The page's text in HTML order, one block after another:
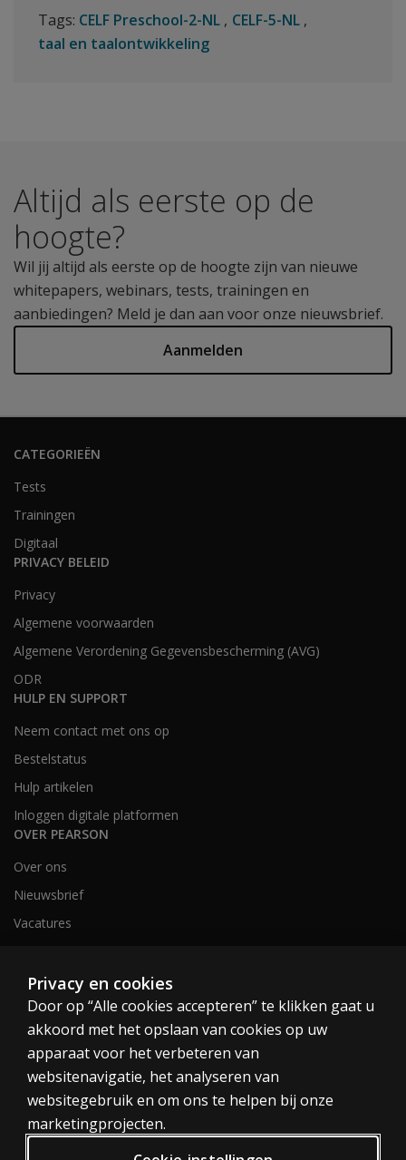
Tags: CELF Preschool-2-NL
CELF-5-NL
taal en taalontwikkeling
Altijd als eerste op de
hoogte?
Wil jij altijd als eerste op de hoogte zijn van nieuwe
whitepapers, webinars, tests, trainingen en
aanbiedingen? Meld je dan aan voor onze nieuwsbrief.
Aanmelden
CATEGORIEËN
Tests
Trainingen
Digitaal
PRIVACY BELEID
Privacy
Algemene voorwaarden
Algemene Verordening Gegevensbescherming (AVG)
ODR
HULP EN SUPPORT
Neem contact met ons op
Bestelstatus
Hulp artikelen
Inloggen digitale platformen
OVER PEARSON
Over ons
Nieuwsbrief
Vacatures
Nederland en België
Cookies
Algemene voorwaarden
Privacy en cookies
Door op “Alle cookies accepteren” te klikken gaat u
akkoord met het opslaan van cookies op uw
apparaat voor het verbeteren van
websitenavigatie, het analyseren van
websitegebruik en om ons te helpen bij onze
marketingprojecten.